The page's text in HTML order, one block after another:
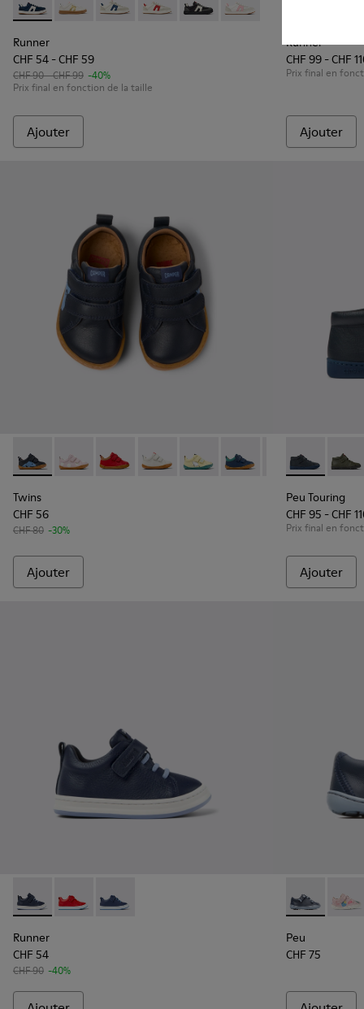
Runner - K800653-002 - Baskets multicolores en tissu et
Runner - K800653-014
Runner - K800653-010
Runner - K800653-008
Runner - K800653-006
Runner - K800653-003
Runner
CHF 54 - CHF 59
CHF 90 - CHF 99 -40%
Prix final en fonction de la taille
Ajouter
Runner -
Runner
CHF 99 - CHF
Prix final en
Ajouter
Twins - K800405-049 - Baskets en cuir bleu pour enfant.
Twins - K800405-064
Twins - K800405-063
Twins - K800405-060
Twins - K800405-059
Twins - K800405-057
Twins -Twins -
Twins
CHF 56
CHF 80 -30%
Ajouter
Peu Touring
Peu
Peu Touring
CHF 95 - CHF
Prix final en
Ajouter
Runner - K800529-007 - Baskets en cuir bleu
Runner - K800529-002
Runner - K800529-001 - Baskets en cuir bleu
Runner
CHF 54
CHF 90 -40%
Peu - Peu
Peu
CHF 75